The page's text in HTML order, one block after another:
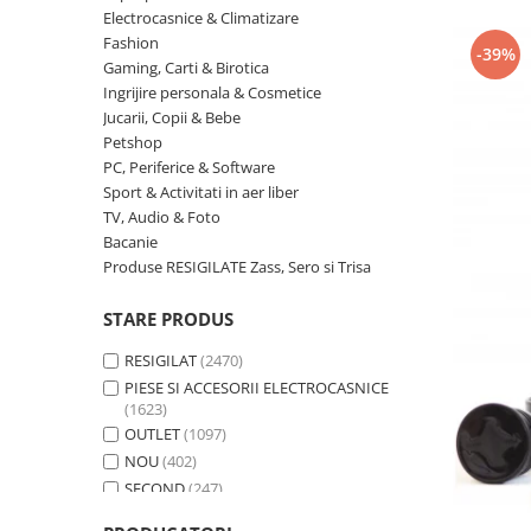
Curatenie si intretinere
Decoratiuni
Hobby-uri creative
Iluminat & Electrice
Kit-uri automatizari porti si usi
Mobila dormitor
Mobila gradina & terasa
Mobila Living & Dining
Scule electrice si unelte
Silicon, spume si solutii tehnice
Sisteme Incalzire
Textile si covoare
Electrocasnice & Climatizare
Fashion
Gaming, Carti & Birotica
Ingrijire personala & Cosmetice
Jucarii, Copii & Bebe
Petshop
PC, Periferice & Software
Sport & Activitati in aer liber
TV, Audio & Foto
Bacanie
Produse RESIGILATE Zass, Sero si Trisa
STARE PRODUS
RESIGILAT(2470)
PIESE SI ACCESORII ELECTROCASNICE
(1623)
OUTLET(1097)
NOU(402)
SECOND(247)
-39%